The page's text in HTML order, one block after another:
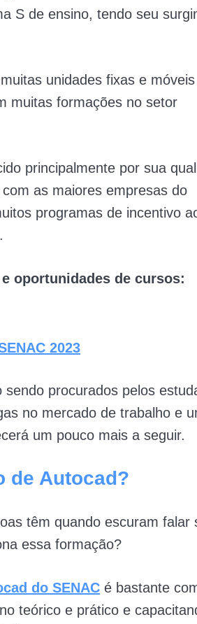
S de ensino, tendo seu
unidades fixas e
muitas formações no setor
principalmente por sua
as maiores empresas do
programas de incentivo
oportunidades de cursos:
2023
sendo procurados pelos
no mercado de trabalho e
um pouco mais a seguir.
de Autocad?
têm quando escuram falar
essa formação?
do SENAC é bastante
teórico e prático e